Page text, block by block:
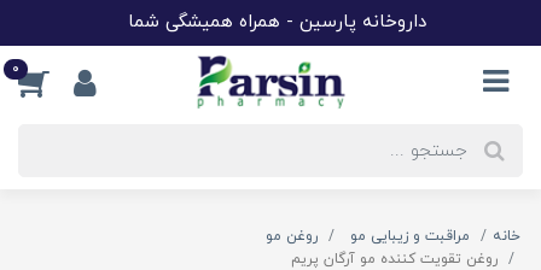
داروخانه پارسین - همراه همیشگی شما
0
خانه مراقبت و زیبایی مو
روغن مو
روغن تقویت کننده مو آرگان پریم